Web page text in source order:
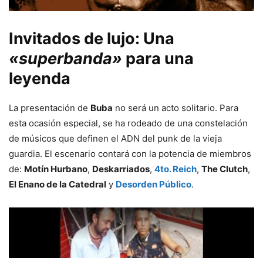
Invitados de lujo: Una
«superbanda» para una
leyenda
La presentación de Buba no será un acto solitario. Para
esta ocasión especial, se ha rodeado de una constelación
de músicos que definen el ADN del punk de la vieja
guardia. El escenario contará con la potencia de miembros
de: Motín Hurbano, Deskarriados, 4to. Reich, The Clutch,
El Enano de la Catedral y Desorden Público.